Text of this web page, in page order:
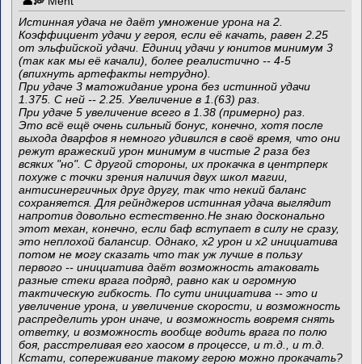
Истинная удача не даёт умножение урона на 2.
Коэффициент удачи у героя, если её качать, равен 2.25
от эльфийской удачи. Единиц удачи у юнитов минимум 3
(так как мы её качали), более реалистично -- 4-5
(впихнуть артефакты нетрудно).
При удаче 3 матожидание урона без истинной удачи
1.375. С ней -- 2.25. Увеличение в 1.(63) раз.
При удаче 5 увеличение всего в 1.38 (примерно) раз.
Это всё ещё очень сильный бонус, конечно, хотя после
выхода дварфов я немного удивился в своё время, что они
режут вражеский урон минимум в чистые 2 раза без
всяких "но". С другой стороны, их прокачка в центрперк
похуже с точки зрения наличия двух школ магии,
антисинергичных друг другу, так что некий баланс
сохраняется. Для рейнджеров истинная удача выглядит
напротив довольно естественно.Не знаю досконально
этот механ, конечно, если баф вступает в силу не сразу,
это неплохой балансир. Однако, x2 урон и x2 инициатива
потом не могу сказать что так уж лучше в пользу
первого -- инициатива даёт возможность атаковать
разные стеки врага подряд, равно как и огромную
тактическую гибкость. По сути инициатива -- это и
увеличение урона, и увеличение скорости, и возможность
распределить урон иначе, и возможность вовремя снять
ответку, и возможность вообще водить врага по полю
боя, расстреливая его хаосом в процессе, и т.д., и т.д.
Кстати, сопереживание такому герою можно прокачать?